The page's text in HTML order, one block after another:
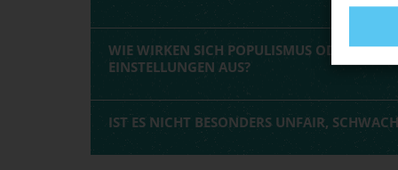
WIE WIRKEN SICH POPULISMUS ODER
EINSTELLUNGEN AUS?
IST ES NICHT BESONDERS UNFAIR,